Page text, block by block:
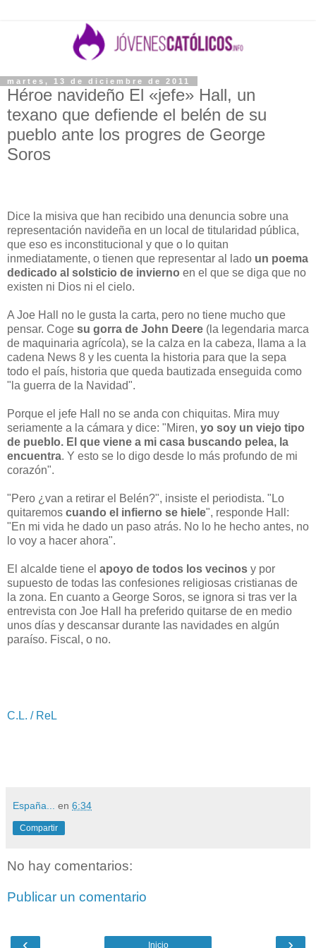
martes, 13 de diciembre de 2011
Héroe navideño El «jefe» Hall, un
texano que defiende el belén de su
pueblo ante los progres de George
Soros
Dice la misiva que han recibido una denuncia sobre una
representación navideña en un local de titularidad pública,
que eso es inconstitucional y que o lo quitan
inmediatamente, o tienen que representar al lado un poema
dedicado al solsticio de invierno en el que se diga que no
existen ni Dios ni el cielo.
A Joe Hall no le gusta la carta, pero no tiene mucho que
pensar. Coge su gorra de John Deere (la legendaria marca
de maquinaria agrícola), se la calza en la cabeza, llama a la
cadena News 8 y les cuenta la historia para que la sepa
todo el país, historia que queda bautizada enseguida como
"la guerra de la Navidad".
Porque el jefe Hall no se anda con chiquitas. Mira muy
seriamente a la cámara y dice: "Miren, yo soy un viejo tipo
de pueblo. El que viene a mi casa buscando pelea, la
encuentra. Y esto se lo digo desde lo más profundo de mi
corazón".
"Pero ¿van a retirar el Belén?", insiste el periodista. "Lo
quitaremos cuando el infierno se hiele", responde Hall:
"En mi vida he dado un paso atrás. No lo he hecho antes, no
lo voy a hacer ahora".
El alcalde tiene el apoyo de todos los vecinos y por
supuesto de todas las confesiones religiosas cristianas de
la zona. En cuanto a George Soros, se ignora si tras ver la
entrevista con Joe Hall ha preferido quitarse de en medio
unos días y descansar durante las navidades en algún
paraíso. Fiscal, o no.
C.L. / ReL
España... en 6:34
Compartir
No hay comentarios:
Publicar un comentario
Inicio